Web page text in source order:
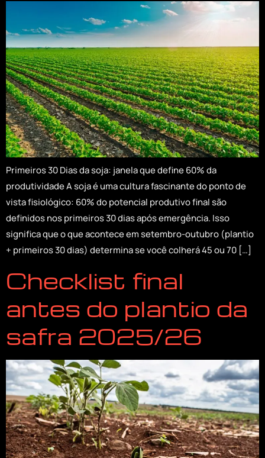
Primeiros 30 Dias da soja: janela que define 60% da
produtividade A soja é uma cultura fascinante do ponto de
vista fisiológico: 60% do potencial produtivo final são
definidos nos primeiros 30 dias após emergência. Isso
significa que o que acontece em setembro-outubro (plantio
+ primeiros 30 dias) determina se você colherá 45 ou 70 […]
Checklist final
antes do plantio da
safra 2025/26